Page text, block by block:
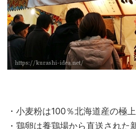
・小麦粉は100％北海道産の極
・鶏卵は養鶏場から直送された